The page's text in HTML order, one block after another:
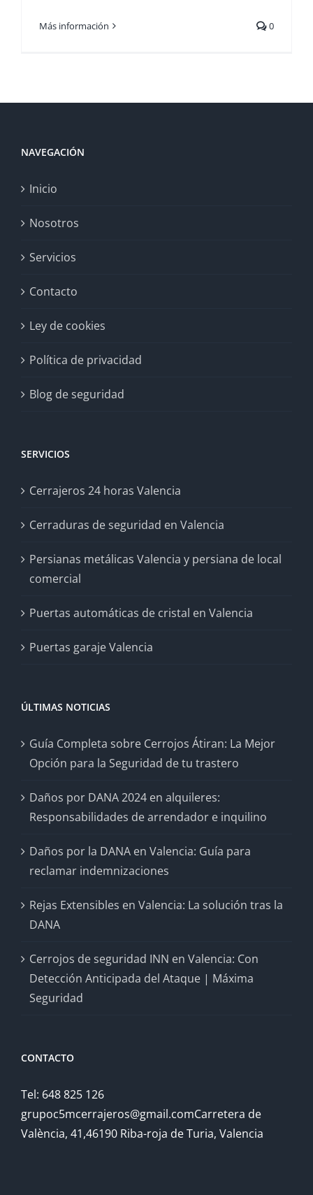
Más información 0
NAVEGACIÓN
Inicio
Nosotros
Servicios
Contacto
Ley de cookies
Política de privacidad
Blog de seguridad
SERVICIOS
Cerrajeros 24 horas Valencia
Cerraduras de seguridad en Valencia
Persianas metálicas Valencia y persiana de local
comercial
Puertas automáticas de cristal en Valencia
Puertas garaje Valencia
ÚLTIMAS NOTICIAS
Guía Completa sobre Cerrojos Átiran: La Mejor
Opción para la Seguridad de tu trastero
Daños por DANA 2024 en alquileres:
Responsabilidades de arrendador e inquilino
Daños por la DANA en Valencia: Guía para
reclamar indemnizaciones
Rejas Extensibles en Valencia: La solución tras la
DANA
Cerrojos de seguridad INN en Valencia: Con
Detección Anticipada del Ataque | Máxima
Seguridad
CONTACTO
Tel: 648 825 126
grupoc5mcerrajeros@gmail.comCarretera de
València, 41,46190 Riba-roja de Turia, Valencia